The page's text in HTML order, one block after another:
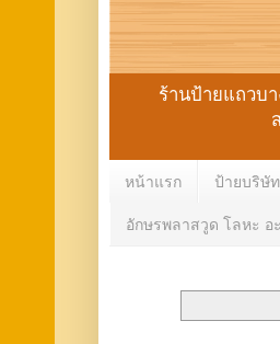
ร้านป้ายแถวบ
หน้าแรก ป้ายบริษัท
อักษรพลาสวูด โลหะ อ